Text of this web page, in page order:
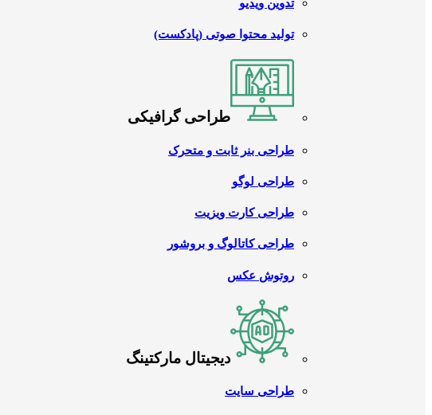
تدوین ویدیو
تولید محتوا صوتی (پادکست)
طراحی گرافیکی
طراحی بنر ثابت و متحرک
طراحی لوگو
طراحی کارت ویزیت
طراحی کاتالوگ و بروشور
روتوش عکس
دیجیتال مارکتینگ
طراحی سایت